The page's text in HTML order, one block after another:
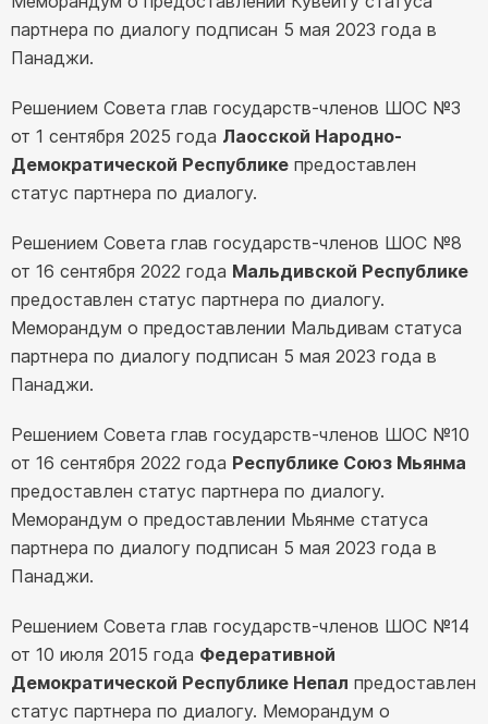
партнера по диалогу подписан 5 мая 2023 года в
Панаджи.
Решением Совета глав государств-членов ШОС №3
от 1 сентября 2025 года Лаосской Народно-
Демократической Республике предоставлен
статус партнера по диалогу.
Решением Совета глав государств-членов ШОС №8
от 16 сентября 2022 года Мальдивской Республике
предоставлен статус партнера по диалогу.
Меморандум о предоставлении Мальдивам статуса
партнера по диалогу подписан 5 мая 2023 года в
Панаджи.
Решением Совета глав государств-членов ШОС №10
от 16 сентября 2022 года Республике Союз Мьянма
предоставлен статус партнера по диалогу.
Меморандум о предоставлении Мьянме статуса
партнера по диалогу подписан 5 мая 2023 года в
Панаджи.
Решением Совета глав государств-членов ШОС №14
от 10 июля 2015 года Федеративной
Демократической Республике Непал предоставлен
статус партнера по диалогу. Меморандум о